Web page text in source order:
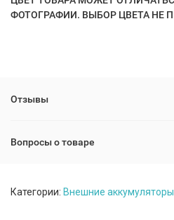
ФОТОГРАФИИ. ВЫБОР ЦВЕТА НЕ
Отзывы
Вопросы о товаре
Категории: Внешние аккумуляторы